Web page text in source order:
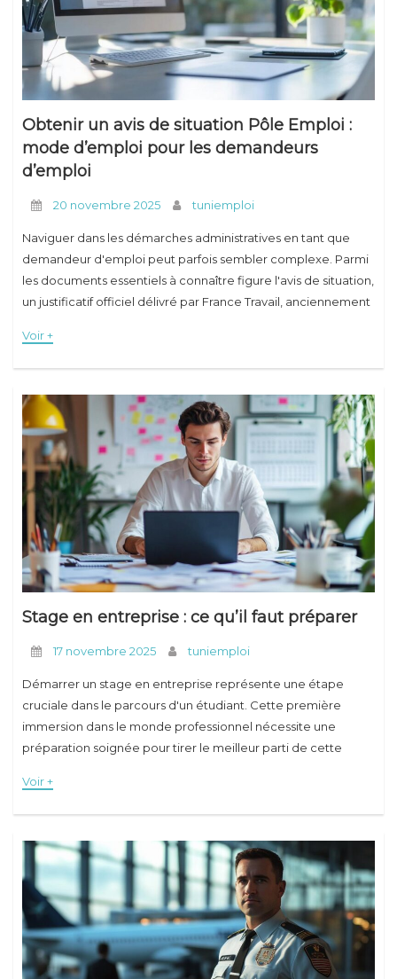
Obtenir un avis de situation Pôle Emploi :
mode d’emploi pour les demandeurs
d’emploi
20 novembre 2025 tuniemploi
Naviguer dans les démarches administratives en tant que
demandeur d'emploi peut parfois sembler complexe. Parmi
les documents essentiels à connaître figure l'avis de situation,
un justificatif officiel délivré par France Travail, anciennement
Voir +
Stage en entreprise : ce qu’il faut préparer
17 novembre 2025 tuniemploi
Démarrer un stage en entreprise représente une étape
cruciale dans le parcours d'un étudiant. Cette première
immersion dans le monde professionnel nécessite une
préparation soignée pour tirer le meilleur parti de cette
Voir +